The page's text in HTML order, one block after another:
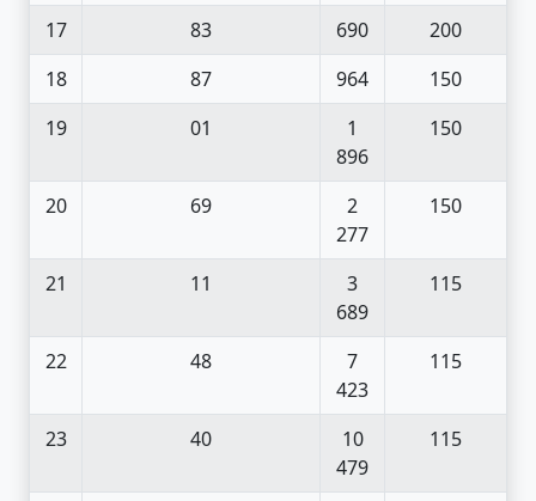
17 83 690
200
18
87 964
150
19
01
1
896
150
20 69
2
277
150
21 11
3
689
115
22 48
7
423
115
23 40
10
479
115